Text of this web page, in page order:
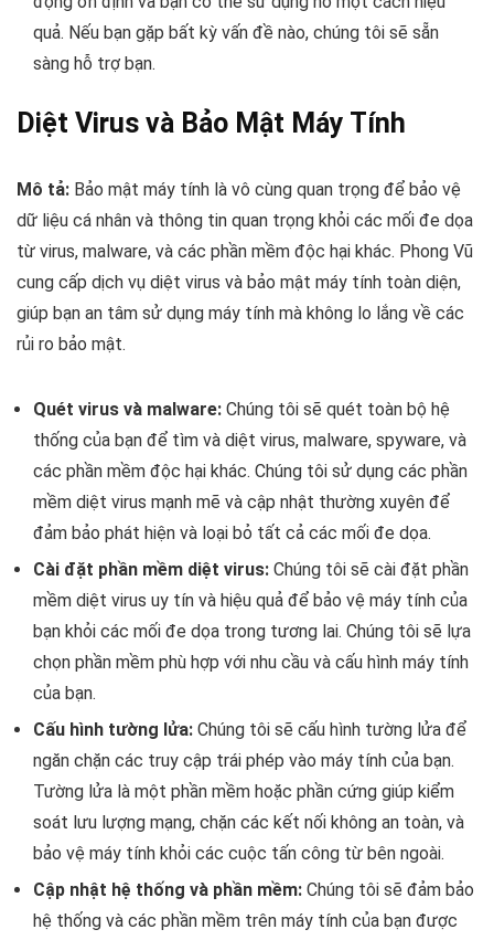
quả. Nếu bạn gặp bất kỳ vấn đề nào, chúng tôi sẽ sẵn
sàng hỗ trợ bạn.
Diệt Virus và Bảo Mật Máy Tính
Mô tả: Bảo mật máy tính là vô cùng quan trọng để bảo vệ
dữ liệu cá nhân và thông tin quan trọng khỏi các mối đe dọa
từ virus, malware, và các phần mềm độc hại khác. Phong Vũ
cung cấp dịch vụ diệt virus và bảo mật máy tính toàn diện,
giúp bạn an tâm sử dụng máy tính mà không lo lắng về các
rủi ro bảo mật.
Quét virus và malware: Chúng tôi sẽ quét toàn bộ hệ
thống của bạn để tìm và diệt virus, malware, spyware, và
các phần mềm độc hại khác. Chúng tôi sử dụng các phần
mềm diệt virus mạnh mẽ và cập nhật thường xuyên để
đảm bảo phát hiện và loại bỏ tất cả các mối đe dọa.
Cài đặt phần mềm diệt virus: Chúng tôi sẽ cài đặt phần
mềm diệt virus uy tín và hiệu quả để bảo vệ máy tính của
bạn khỏi các mối đe dọa trong tương lai. Chúng tôi sẽ lựa
chọn phần mềm phù hợp với nhu cầu và cấu hình máy tính
của bạn.
Cấu hình tường lửa: Chúng tôi sẽ cấu hình tường lửa để
ngăn chặn các truy cập trái phép vào máy tính của bạn.
Tường lửa là một phần mềm hoặc phần cứng giúp kiểm
soát lưu lượng mạng, chặn các kết nối không an toàn, và
bảo vệ máy tính khỏi các cuộc tấn công từ bên ngoài.
Cập nhật hệ thống và phần mềm: Chúng tôi sẽ đảm bảo
hệ thống và các phần mềm trên máy tính của bạn được